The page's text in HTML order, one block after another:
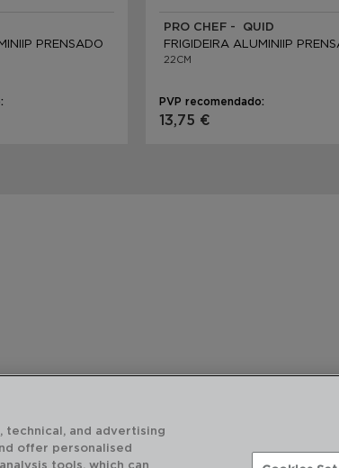
PRENSADO
PRO CHEF - QUID
FRIGIDEIRA ALUMINIIP
22CM
PVP recomendado:
13,75 €
technical, and advertising
offer personalised